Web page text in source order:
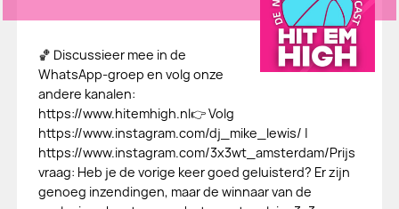
🏀 Discussieer mee in de
WhatsApp-groep en volg onze
andere kanalen:
https://www.hitemhigh.nl👉 Volg
https://www.instagram.com/dj_mike_lewis/ |
https://www.instagram.com/3x3wt_amsterdam/Prijs
vraag: Heb je de vorige keer goed geluisterd? Er zijn
genoeg inzendingen, maar de winnaar van de